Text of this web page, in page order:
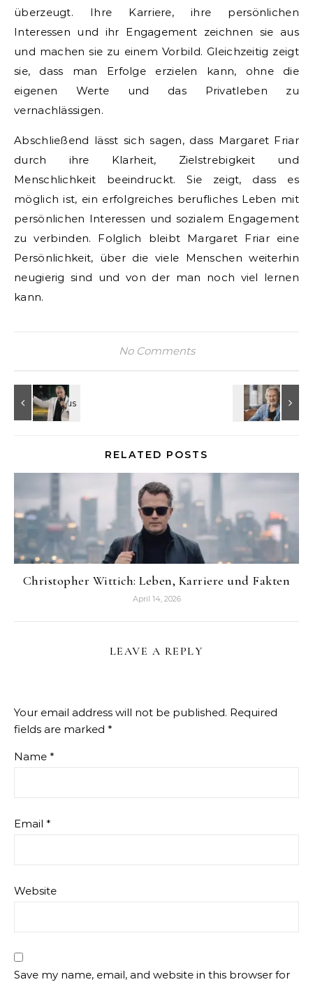
überzeugt. Ihre Karriere, ihre persönlichen
Interessen und ihr Engagement zeichnen sie aus
und machen sie zu einem Vorbild. Gleichzeitig zeigt
sie, dass man Erfolge erzielen kann, ohne die
eigenen Werte und das Privatleben zu
vernachlässigen.
Abschließend lässt sich sagen, dass Margaret Friar
durch ihre Klarheit, Zielstrebigkeit und
Menschlichkeit beeindruckt. Sie zeigt, dass es
möglich ist, ein erfolgreiches berufliches Leben mit
persönlichen Interessen und sozialem Engagement
zu verbinden. Folglich bleibt Margaret Friar eine
Persönlichkeit, über die viele Menschen weiterhin
neugierig sind und von der man noch viel lernen
kann.
No Comments
RELATED POSTS
Christopher Wittich: Leben, Karriere und Fakten
April 14, 2026
LEAVE A REPLY
Your email address will not be published. Required
fields are marked *
Name *
Email *
Website
Save my name, email, and website in this browser for